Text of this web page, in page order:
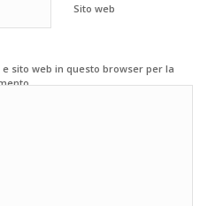
Sito web
sito web in questo browser per la